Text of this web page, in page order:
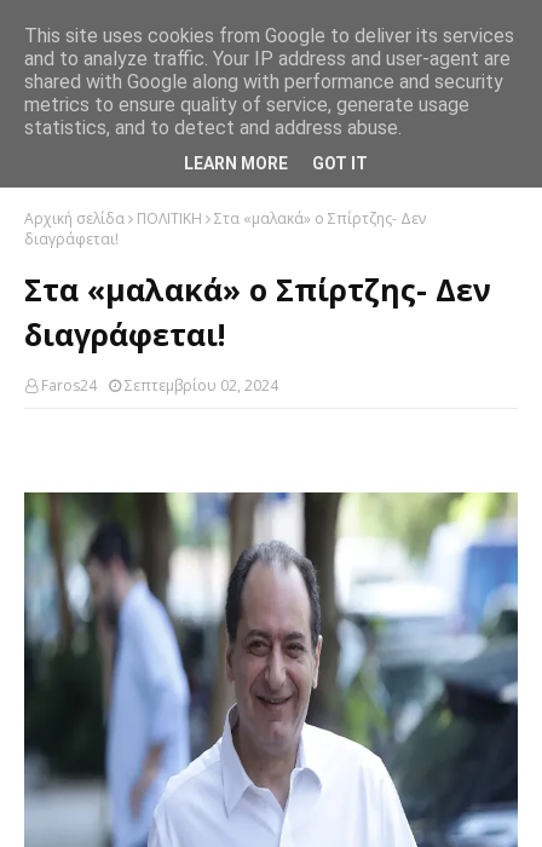
Αρχική σελίδα ΠΟΛΙΤΙΚΗ
Στα «μαλακά» ο Σπίρτζης- Δεν
διαγράφεται!
Στα «μαλακά» ο Σπίρτζης- Δεν
διαγράφεται!
Faros24 Σεπτεμβρίου 02, 2024
This site uses cookies from Google to deliver its services
and to analyze traffic. Your IP address and user-agent are
shared with Google along with performance and security
metrics to ensure quality of service, generate usage
statistics, and to detect and address abuse.
LEARN MORE GOT IT